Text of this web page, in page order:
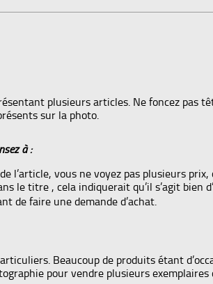
plusieurs articles. Ne foncez pas
sur la photo.
à :
l’article, vous ne voyez pas plusieurs
le titre , cela indiquerait qu’il s’agit bien
de faire une demande d’achat.
Beaucoup de produits étant
pour vendre plusieurs